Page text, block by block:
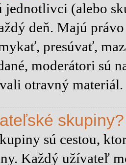
jednotlivci (alebo
deň. Majú
presúvať,
moderátori sú
otravný materiál.
skupiny?
sú cestou,
Každý užívateľ